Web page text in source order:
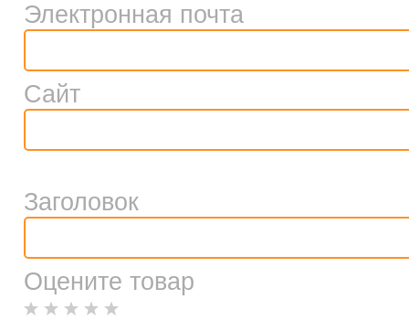
Электронная почта
Сайт
Заголовок
Оцените товар